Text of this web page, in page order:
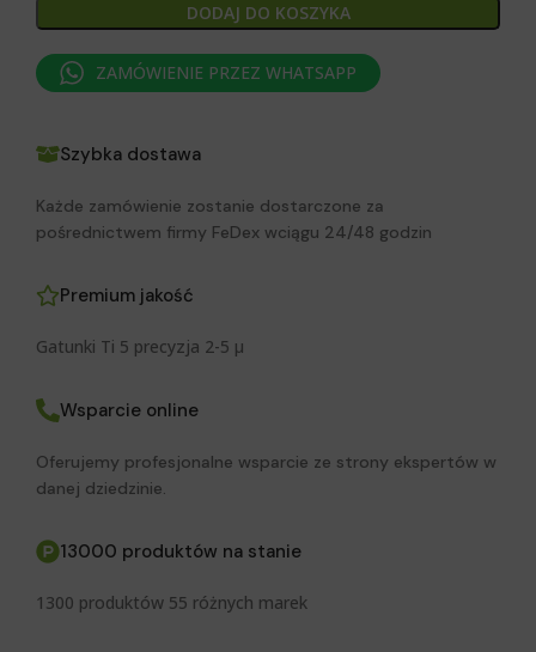
DODAJ DO KOSZYKA
ZAMÓWIENIE PRZEZ WHATSAPP
Szybka dostawa
Każde zamówienie zostanie dostarczone za
pośrednictwem firmy FeDex wciągu 24/48 godzin
Premium jakość
Gatunki Ti 5 precyzja 2-5 μ
Wsparcie online
Oferujemy profesjonalne wsparcie ze strony ekspertów w
danej dziedzinie.
13000 produktów na stanie
1300 produktów 55 różnych marek